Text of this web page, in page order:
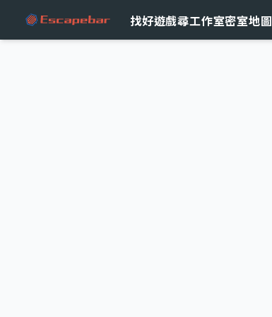
找好遊戲尋工作室密室地圖